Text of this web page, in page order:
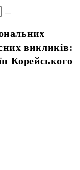
викликів:
Коpейcького